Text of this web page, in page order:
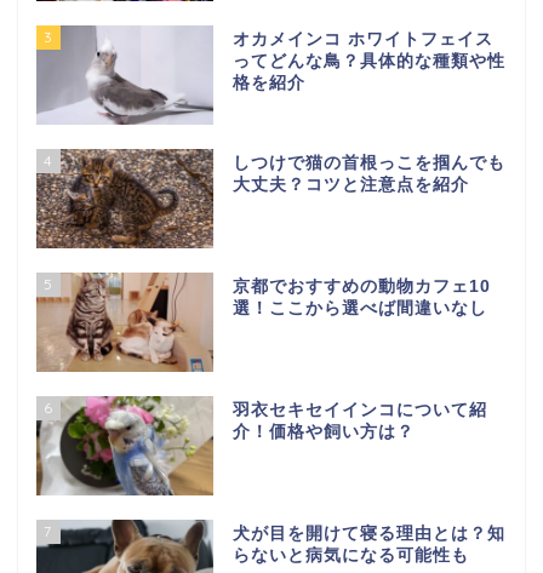
3
オカメインコ ホワイトフェイス
ってどんな鳥？具体的な種類や性
格を紹介
4
しつけで猫の首根っこを掴んでも
大丈夫？コツと注意点を紹介
5
京都でおすすめの動物カフェ10
選！ここから選べば間違いなし
6
羽衣セキセイインコについて紹
介！価格や飼い方は？
7
犬が目を開けて寝る理由とは？知
らないと病気になる可能性も